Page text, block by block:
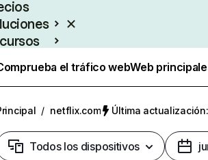
el tráfico webWeb
/ netflix.com Última
Todos los dispositivos